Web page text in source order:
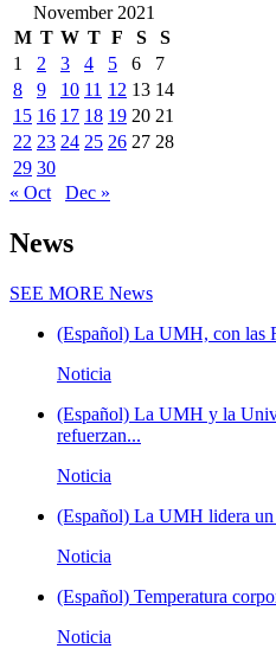
November 2021
M T W T F S
S
1
2 3 4 5 6
7
8
9 10 11 12 13 14
15 16 17 18 19 20 21
22 23 24 25 26 27 28
29 30
« Oct
Dec »
News
SEE MORE News
(Español) La UMH, con las
Noticia
(Español) La UMH y la
refuerzan...
Noticia
(Español) La UMH lidera
Noticia
(Español) Temperatura
Noticia